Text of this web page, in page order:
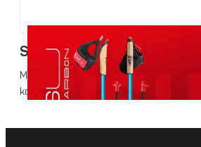
Sisu Sauva
Mailmancup-tason jäykkyys ja
kokonaispaino, kätevällä Click-It kahvalla!